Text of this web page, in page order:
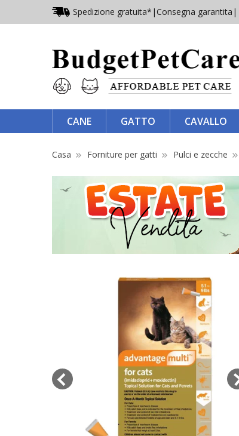
Spedizione gratuita* |Consegna garantita |
CANE GATTO CAVALLO
Casa Forniture per gatti Pulci e zecche